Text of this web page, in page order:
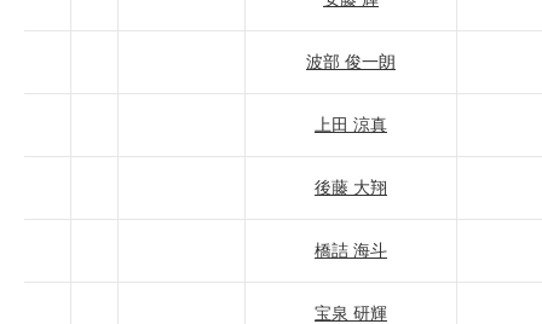
波部 俊一朗
上田 涼真
後藤 大翔
橋詰 海斗
宝泉 研輝